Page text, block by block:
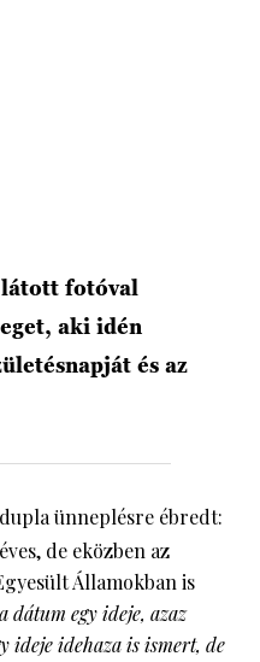
fotóval
aki idén
és az
ünneplésre ébredt:
de eközben az
Államokban is
dátum egy ideje, azaz
ideje idehaza is ismert, de